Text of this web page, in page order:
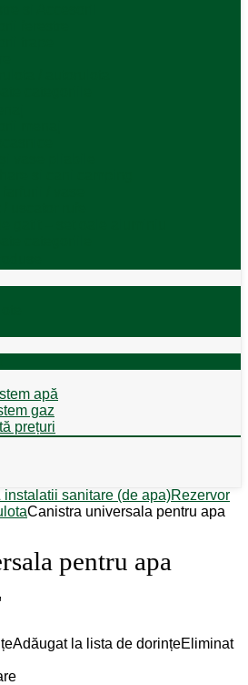
apă
gaz
prețuri
instalatii sanitare (de apa)Rezervor
Canistra universala pentru apa
pentru apa
Adăugat la lista de dorințeEliminat